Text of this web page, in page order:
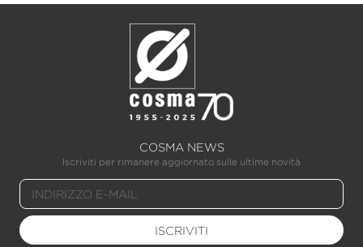
COSMA NEWS
Iscriviti per rimanere aggiornato sulle ultime novità
ISCRIVITI